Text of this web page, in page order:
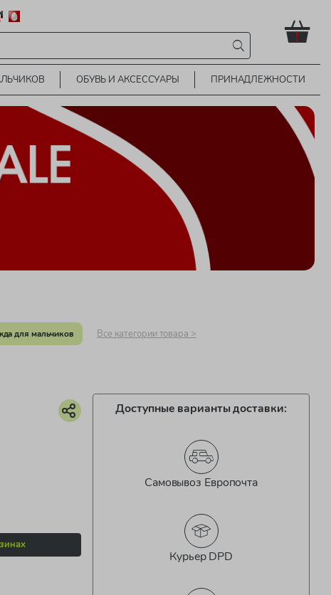
!
ОБУВЬ И АКСЕССУАРЫ ПРИНАДЛЕЖНОСТИ
для мальчиков Все категории товара >
Доступные варианты доставки:
Самовывоз Европочта
Курьер DPD